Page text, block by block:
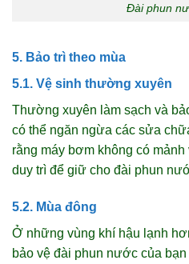
Đài phun
5. Bảo trì theo mùa
5.1. Vệ sinh thường xuyên
Thường xuyên làm sạch và
có thể ngăn ngừa các sửa
rằng máy bơm không có
duy trì để giữ cho đài phun
5.2. Mùa đông
Ở những vùng khí hậu lạnh
bảo vệ đài phun nước của